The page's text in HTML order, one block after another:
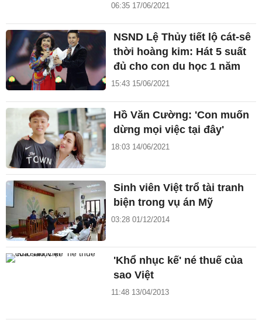
06:35 17/06/2021
NSND Lệ Thủy tiết lộ cát-sê
thời hoàng kim: Hát 5 suất
đủ cho con du học 1 năm
15:43 15/06/2021
Hồ Văn Cường: 'Con muốn
dừng mọi việc tại đây'
18:03 14/06/2021
Sinh viên Việt trổ tài tranh
biện trong vụ án Mỹ
03:28 01/12/2014
'Khổ nhục kế' né thuế của
sao Việt
11:48 13/04/2013